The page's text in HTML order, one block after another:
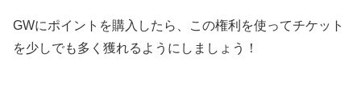
GWにポイントを購入したら、この権利を使ってチケット
を少しでも多く獲れるようにしましょう！